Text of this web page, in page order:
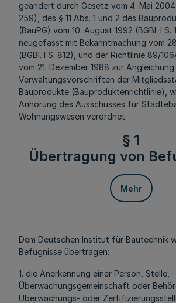
geändert durch Gesetz vom 4. Mai
259), des § 11 Abs. 1 und 2 des
(BauPG) vom 10. August 1992 (BGBl. I S.
neugefasst mit Bekanntmachung vom
(BGBl. I S. 812), und der Richtlinie 89/
vom 21. Dezember 1988 zur
Verwaltungsvorschriften der
Bauprodukte (Bauproduktenrichtlinie),
Anhörung des Ausschusses für
Wohnungswesen verordnet:
§ 1
Übertragung von
Mehr
Dem Deutschen Institut für Bautechnik
Befugnisse übertragen:
1. die Anerkennung einer Person, Stelle,
Überwachungsgemeinschaft oder
Überwachungs- oder